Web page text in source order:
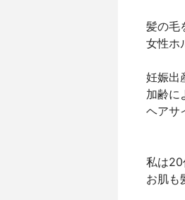
髪の毛
女性ホ
妊娠出
加齢に
ヘアサ
私は20
お肌も